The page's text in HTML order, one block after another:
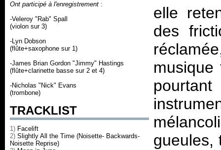
Ont participé à l'enregistrement :
-Veleroy "Rab" Spall
(violon sur 3)
-Lyn Dobson
(flûte+saxophone sur 1)
-James Brian Gordon "Jimmy" Hastings
(flûte+clarinette basse sur 2 et 4)
-Nicholas "Nick" Evans
(trombone)
TRACKLIST
1) Facelift
2) Slightly All the Time (Noisette- Backwards-
Noisette Reprise)
elle
des
gueules,